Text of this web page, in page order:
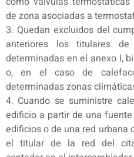
de zona asociadas a
3. Quedan excluidos del
anteriores los titulares
determinadas en el anexo I,
o, en el caso de
determinadas zonas
4. Cuando se suministre
edificio a partir de una
edificios o de una red urbana
el titular de la red del